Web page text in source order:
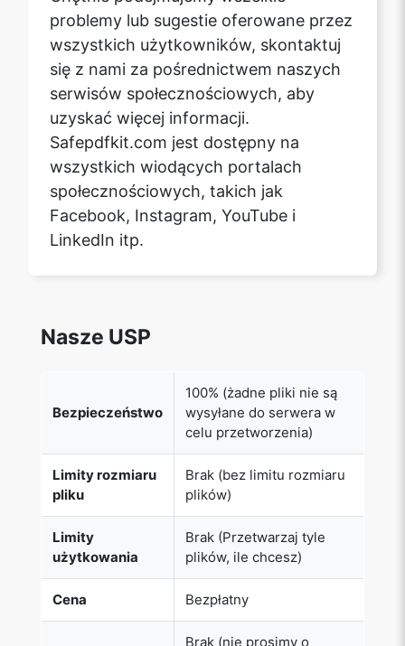
problemy lub sugestie oferowane przez
wszystkich użytkowników, skontaktuj
się z nami za pośrednictwem naszych
serwisów społecznościowych, aby
uzyskać więcej informacji.
Safepdfkit.com jest dostępny na
wszystkich wiodących portalach
społecznościowych, takich jak
Facebook, Instagram, YouTube i
LinkedIn itp.
Nasze USP
Bezpieczeństwo
100% (żadne pliki nie są
wysyłane do serwera w
celu przetworzenia)
Limity rozmiaru
pliku
Brak (bez limitu rozmiaru
plików)
Limity
użytkowania
Brak (Przetwarzaj tyle
plików, ile chcesz)
Cena Bezpłatny
Brak (nie prosimy o